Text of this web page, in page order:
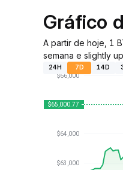
Gráfico
A partir de hoje, 1
semana e slightly
24H 7D 14D